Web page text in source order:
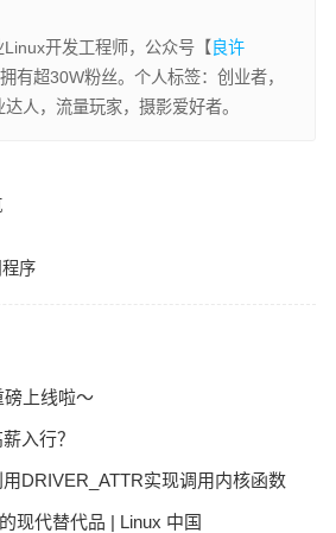
开发工程师，公众号【 良许
有超30W粉丝。个人标签：创业者，
人，流量玩家，摄影爱好者。
序
磅上线啦～
入行？
DRIVER_ATTR实现调用内核函数
现代替代品 | Linux 中国